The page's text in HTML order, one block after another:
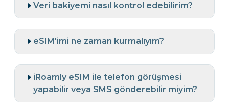
Veri bakiyemi nasıl kontrol edebilirim?
eSIM'imi ne zaman kurmalıyım?
iRoamly eSIM ile telefon görüşmesi
yapabilir veya SMS gönderebilir miyim?